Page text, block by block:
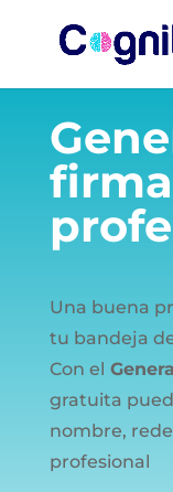
Una buena
tu bandeja
Con el
gratuita
nombre,
profesional